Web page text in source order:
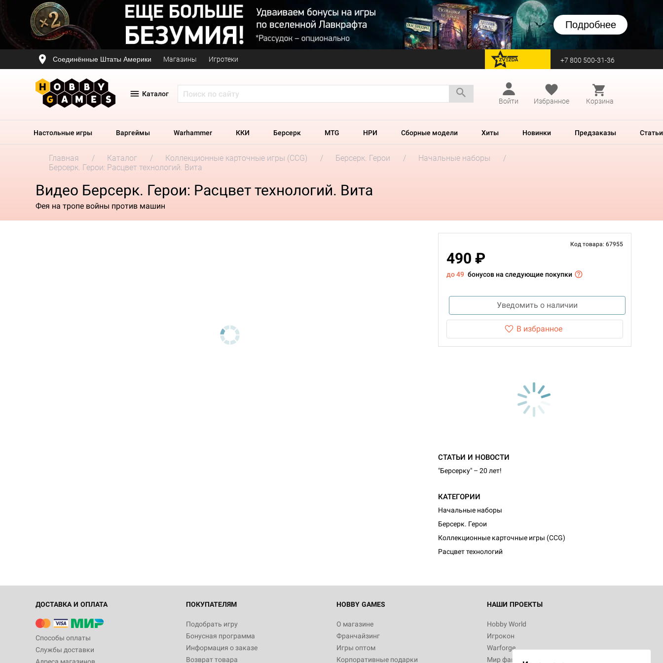
Подробнее
Соединённые Штаты Америки Магазины Игротеки перейти на Zvezda +7 800 500-31-36
Каталог
Войти
Избранное Корзина
Настольные игры Варгеймы Warhammer ККИ Берсерк MTG НРИ Сборные модели Хиты Новинки Предзаказы Статьи
Главная Каталог Коллекционные карточные игры (CCG) Берсерк. Герои
Начальные наборы
Берсерк. Герои: Расцвет технологий. Вита
Видео Берсерк. Герои: Расцвет технологий. Вита
Фея на тропе войны против машин
Код товара: 67955
490 ₽
до 49 бонусов на следующие покупки
Уведомить о наличии
В избранное
СТАТЬИ И НОВОСТИ
"Берсерку" – 20 лет!
КАТЕГОРИИ
Начальные наборы
Берсерк. Герои
Коллекционные карточные игры (CCG)
Расцвет технологий
ДОСТАВКА И ОПЛАТА
Способы оплаты
Службы доставки
ПОКУПАТЕЛЯМ
Подобрать игру
Бонусная программа
Информация о заказе
Возврат товара
HOBBY GAMES
О магазине
Франчайзинг
Игры оптом
Корпоративные подарки
НАШИ ПРОЕКТЫ
Hobby World
Игрокон
Warforge
Мир фантастики